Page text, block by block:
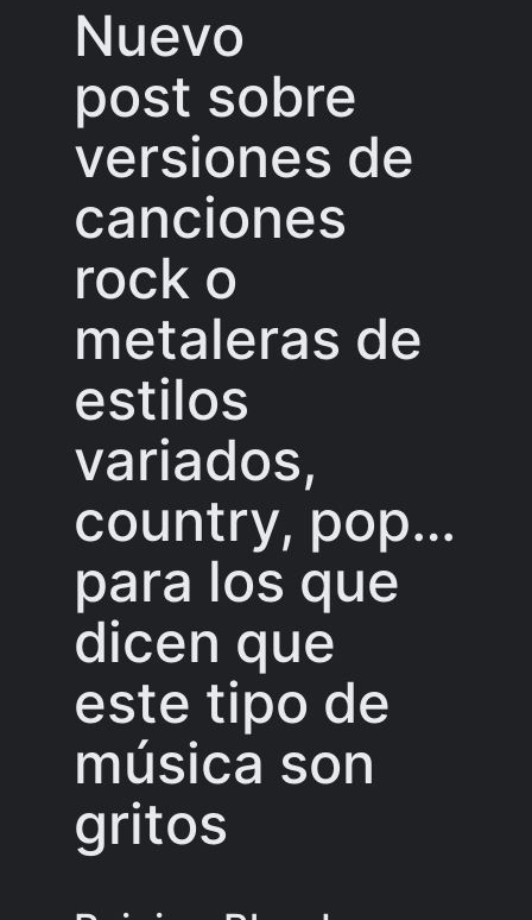
Nuevo
post sobre
versiones de
canciones
rock o
metaleras de
estilos
variados,
country, pop…
para los que
dicen que
este tipo de
música son
gritos